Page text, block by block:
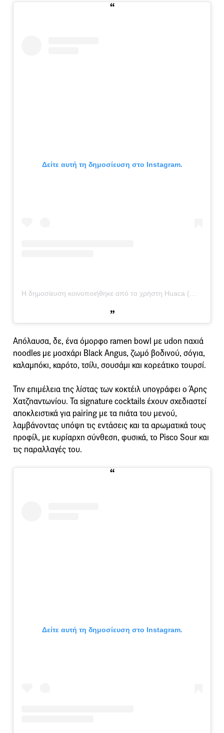
Δείτε αυτή τη δημοσίευση στο Instagram.
Απόλαυσα, δε, ένα όμορφο ramen bowl με udon παχιά
noodles με μοσχάρι Black Angus, ζωμό βοδινού, σόγια,
καλαμπόκι, καρότο, τσίλι, σουσάμι και κορεάτικο τουρσί.
Την επιμέλεια της λίστας των κοκτέιλ υπογράφει ο Άρης
Χατζηαντωνίου. Τα signature cocktails έχουν σχεδιαστεί
αποκλειστικά για pairing με τα πιάτα του μενού,
λαμβάνοντας υπόψη τις εντάσεις και τα αρωματικά τους
προφίλ, με κυρίαρχη σύνθεση, φυσικά, το Pisco Sour και
τις παραλλαγές του.
Δείτε αυτή τη δημοσίευση στο Instagram.